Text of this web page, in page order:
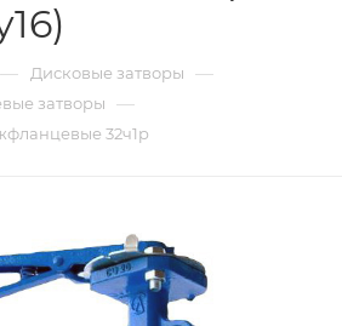
— Дисковые затворы —
затворы —
32ч1р